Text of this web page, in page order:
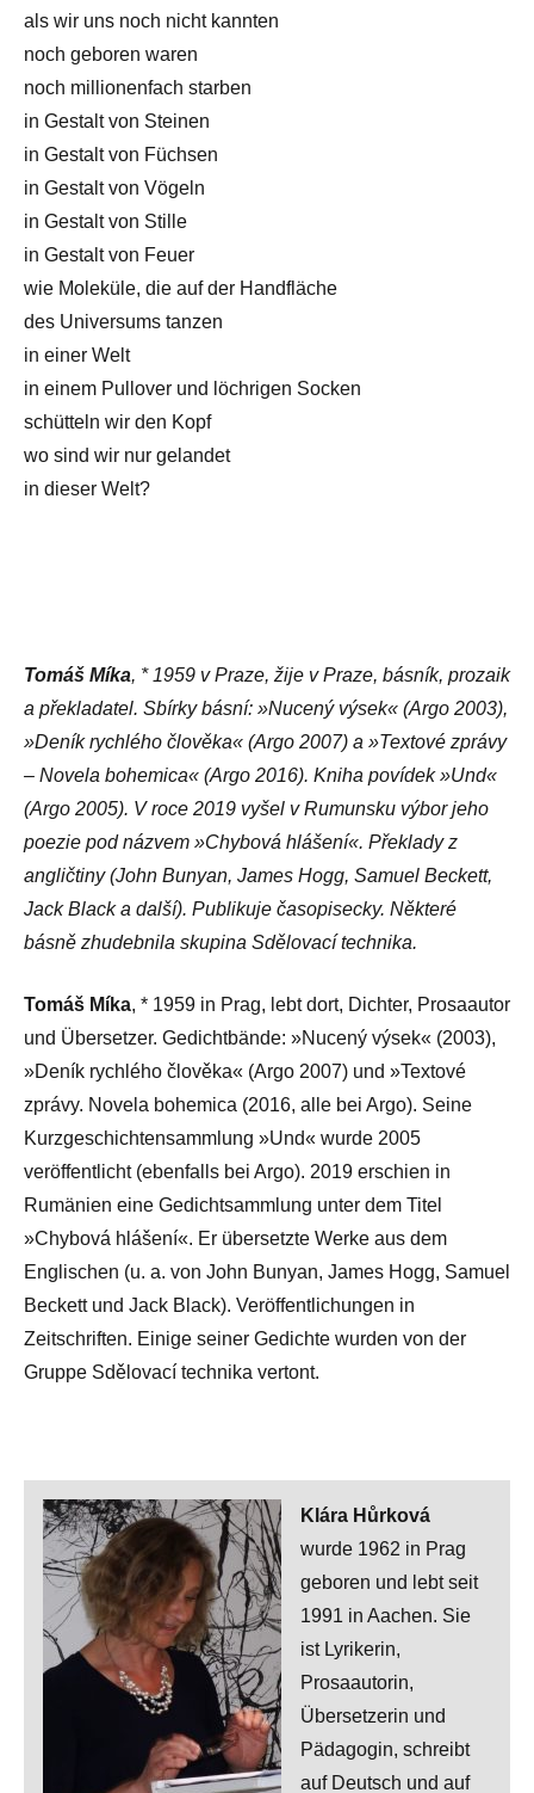
als wir uns noch nicht kannten
noch geboren waren
noch millionenfach starben
in Gestalt von Steinen
in Gestalt von Füchsen
in Gestalt von Vögeln
in Gestalt von Stille
in Gestalt von Feuer
wie Moleküle, die auf der Handfläche
des Universums tanzen
in einer Welt
in einem Pullover und löchrigen Socken
schütteln wir den Kopf
wo sind wir nur gelandet
in dieser Welt?
Tomáš Míka, * 1959 v Praze, žije v Praze, básník, prozaik
a překladatel. Sbírky básní: »Nucený výsek« (Argo 2003),
»Deník rychlého člověka« (Argo 2007) a »Textové zprávy
– Novela bohemica« (Argo 2016). Kniha povídek »Und«
(Argo 2005). V roce 2019 vyšel v Rumunsku výbor jeho
poezie pod názvem »Chybová hlášení«. Překlady z
angličtiny (John Bunyan, James Hogg, Samuel Beckett,
Jack Black a další). Publikuje časopisecky. Některé
básně zhudebnila skupina Sdělovací technika.
Tomáš Míka, * 1959 in Prag, lebt dort, Dichter, Prosaautor
und Übersetzer. Gedichtbände: »Nucený výsek« (2003),
»Deník rychlého člověka« (Argo 2007) und »Textové
zprávy. Novela bohemica (2016, alle bei Argo). Seine
Kurzgeschichtensammlung »Und« wurde 2005
veröffentlicht (ebenfalls bei Argo). 2019 erschien in
Rumänien eine Gedichtsammlung unter dem Titel
»Chybová hlášení«. Er übersetzte Werke aus dem
Englischen (u. a. von John Bunyan, James Hogg, Samuel
Beckett und Jack Black). Veröffentlichungen in
Zeitschriften. Einige seiner Gedichte wurden von der
Gruppe Sdělovací technika vertont.
Klára Hůrková
wurde 1962 in Prag
geboren und lebt seit
1991 in Aachen. Sie
ist Lyrikerin,
Prosaautorin,
Übersetzerin und
Pädagogin, schreibt
auf Deutsch und auf